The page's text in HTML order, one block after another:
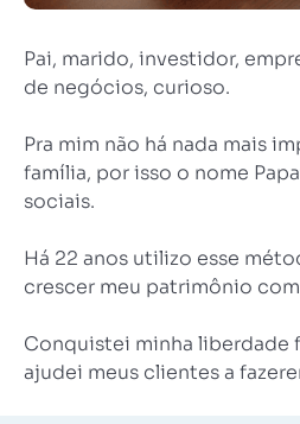
Pai, marido, investidor,
de negócios, curioso.
Pra mim não há nada mais
família, por isso o nome
sociais.
Há 22 anos utilizo esse
crescer meu patrimônio
Conquistei minha liberdade
ajudei meus clientes a